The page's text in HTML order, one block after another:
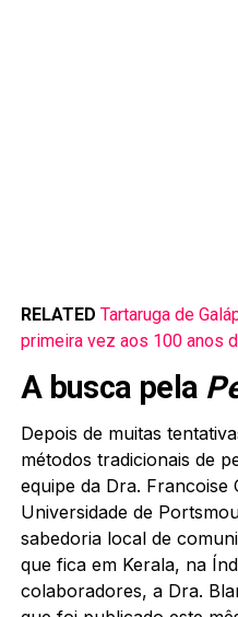
RELATED Tartaruga de
primeira vez aos 100 anos
A busca pela
Depois de muitas
métodos tradicionais de
equipe da Dra. Francoise
Universidade de
sabedoria local de
que fica em Kerala, na
colaboradores, a Dra.